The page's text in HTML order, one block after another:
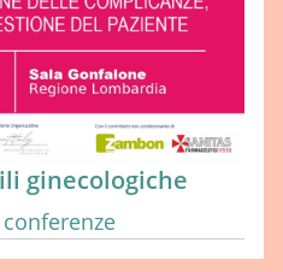
ginecologiche